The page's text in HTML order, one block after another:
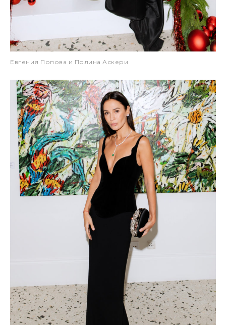
Евгения Попова и Полина Аскери